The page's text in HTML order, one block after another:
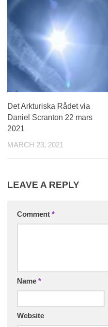
Det Arkturiska Rådet via
Daniel Scranton 22 mars
2021
MARCH 23, 2021
LEAVE A REPLY
Comment *
Name *
Website